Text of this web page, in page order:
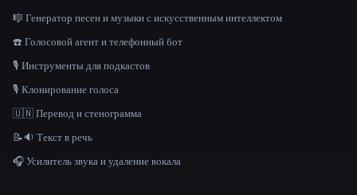
🎼 Генератор песен и музыки с искусственным интеллектом
☎️ Голосовой агент и телефонный бот
🎙️ Инструменты для подкастов
🎙️ Клонирование голоса
🇺🇳 Перевод и стенограмма
📝🔉 Текст в речь
🎧 Усилитель звука и удаление вокала